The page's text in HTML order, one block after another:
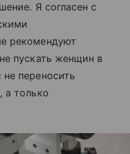
Я согласен с
рекомендуют
пускать женщин в
переносить
а только